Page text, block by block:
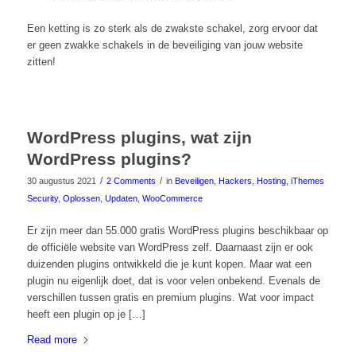
Een ketting is zo sterk als de zwakste schakel, zorg ervoor dat
er geen zwakke schakels in de beveiliging van jouw website
zitten!
WordPress plugins, wat zijn
WordPress plugins?
30 augustus 2021 / 2 Comments / in Beveiligen, Hackers Hosting, iThemes
Security, Oplossen, Updaten, WooCommerce
Er zijn meer dan 55.000 gratis WordPress plugins beschikbaar op
de officiële website van WordPress zelf. Daarnaast zijn er ook
duizenden plugins ontwikkeld die je kunt kopen. Maar wat een
plugin nu eigenlijk doet, dat is voor velen onbekend. Evenals de
verschillen tussen gratis en premium plugins. Wat voor impact
heeft een plugin op je […]
Read more